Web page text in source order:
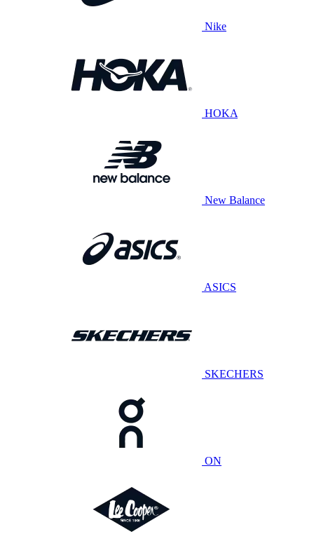
Nike
HOKA
New Balance
ASICS
SKECHERS
ON